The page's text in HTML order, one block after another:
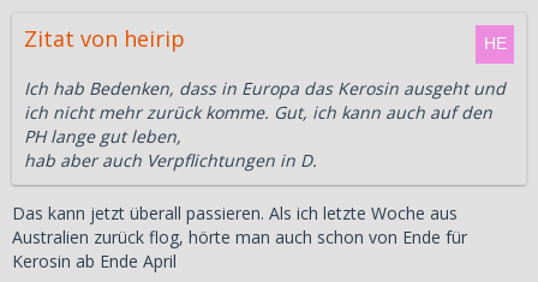
Zitat von heirip
Ich hab Bedenken, dass in Europa das Kerosin ausgeht und
ich nicht mehr zurück komme. Gut, ich kann auch auf den
PH lange gut leben,
hab aber auch Verpflichtungen in D.
Das kann jetzt überall passieren. Als ich letzte Woche aus
Australien zurück flog, hörte man auch schon von Ende für
Kerosin ab Ende April